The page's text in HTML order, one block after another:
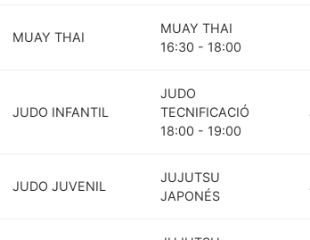
MUAY THAI
MUAY THAI
16:30 - 18:00
JUDO INFANTIL
JUDO
TECNIFICACIÓ
18:00 - 19:00
JUDO JUVENIL
JUJUTSU
JAPONÉS